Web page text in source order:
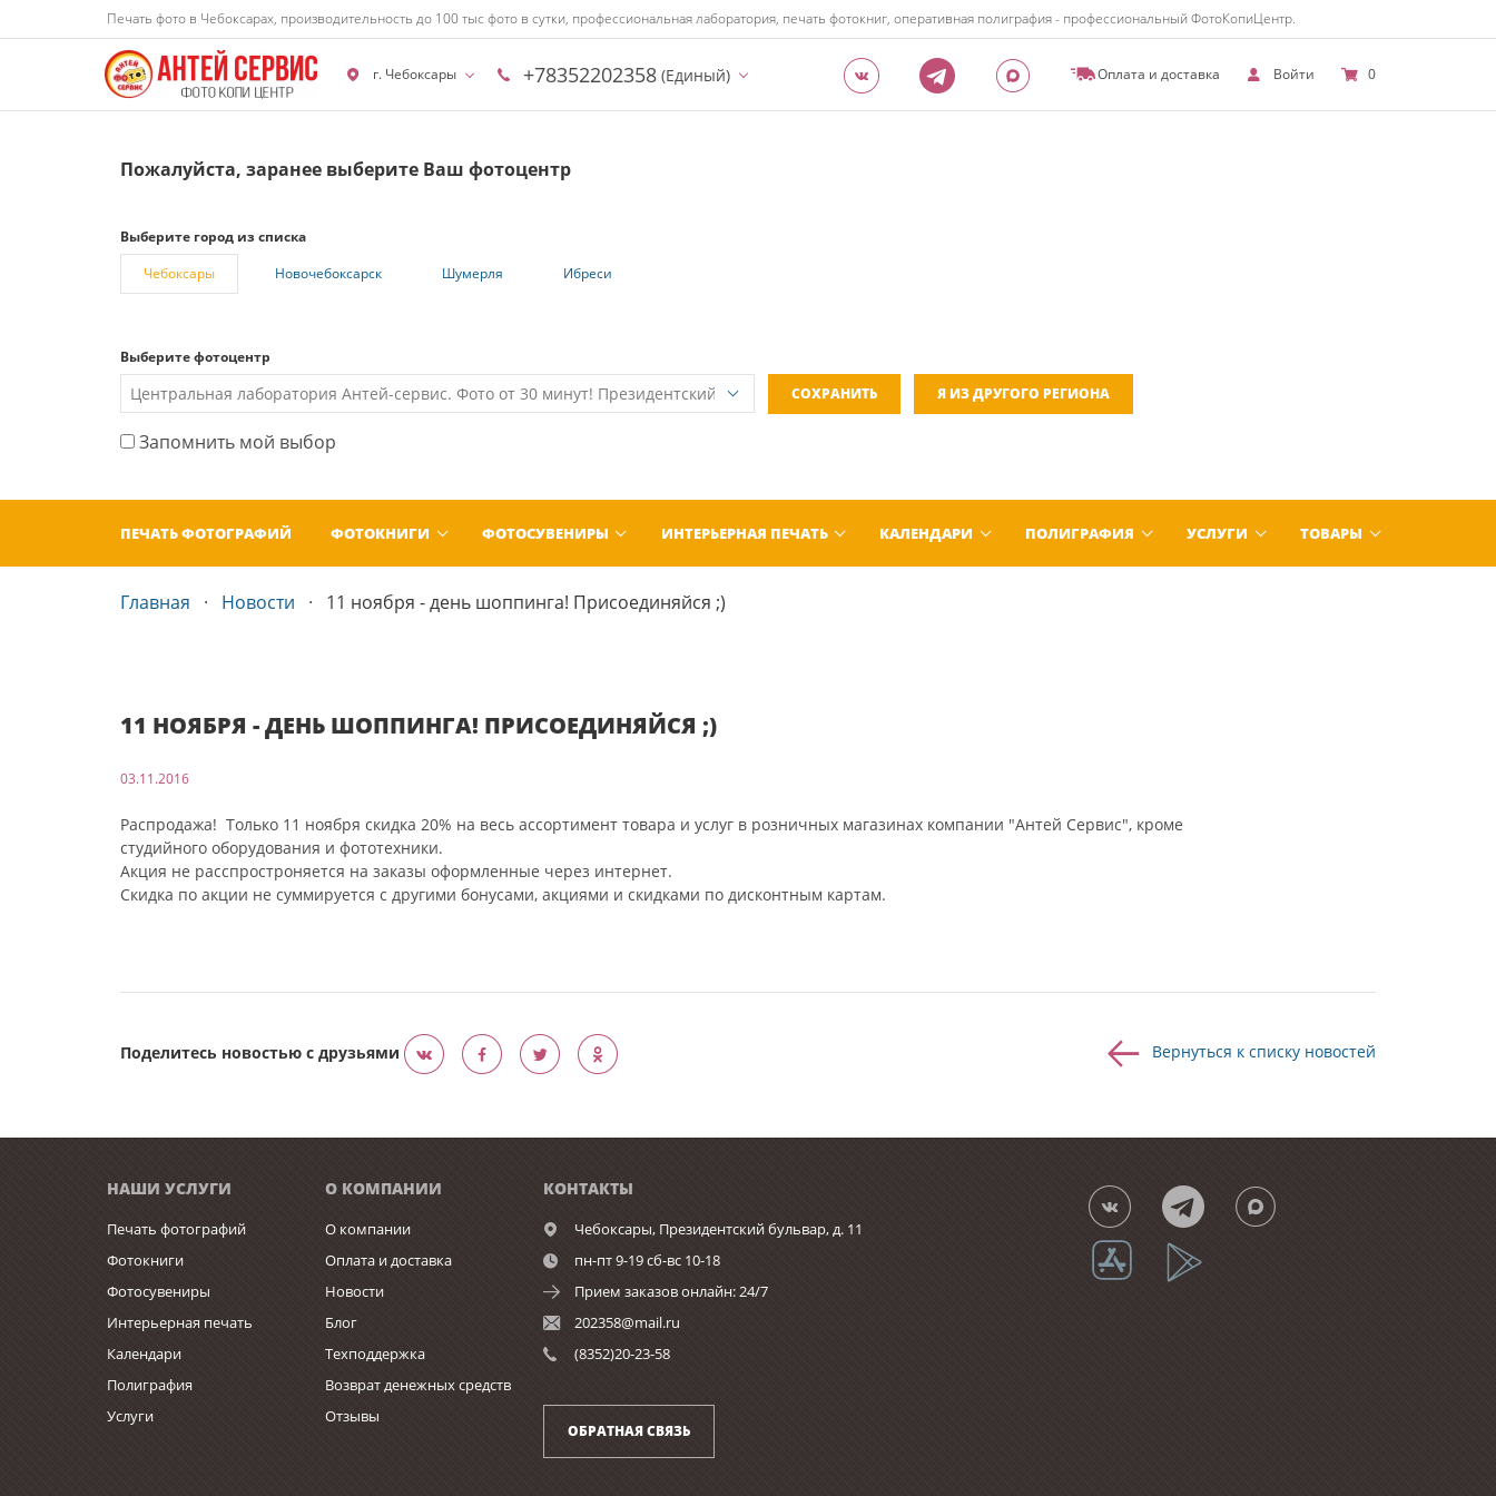
Печать фото в Чебоксарах, производительность до 100 тыс фото в сутки, профессиональная лаборатория, печать фотокниг, оперативная полиграфия - профессиональный ФотоКопиЦентр.
г. Чебоксары +78352202358 (Единый) Оплата и доставка Войти 0
Пожалуйста, заранее выберите Ваш фотоцентр
Выберите город из списка
Чебоксары
Новочебоксарск Шумерля Ибреси
Выберите фотоцентр
СОХРАНИТЬ
Я ИЗ ДРУГОГО РЕГИОНА
Запомнить мой выбор
ПЕЧАТЬ ФОТОГРАФИЙ ФОТОКНИГИ ФОТОСУВЕНИРЫ ИНТЕРЬЕРНАЯ ПЕЧАТЬ КАЛЕНДАРИ ПОЛИГРАФИЯ УСЛУГИ ТОВАРЫ
Главная Новости 11 ноября - день шоппинга! Присоединяйся ;)
11 НОЯБРЯ - ДЕНЬ ШОППИНГА! ПРИСОЕДИНЯЙСЯ ;)
03.11.2016
Распродажа! Только 11 ноября скидка 20% на весь ассортимент товара и услуг в розничных магазинах компании "Антей Сервис", кроме
студийного оборудования и фототехники.
Акция не расспростроняется на заказы оформленные через интернет.
Скидка по акции не суммируется с другими бонусами, акциями и скидками по дисконтным картам.
Поделитесь новостью с друзьями Вернуться к списку новостей
НАШИ УСЛУГИ
Печать фотографий
Фотокниги
Фотосувениры
Интерьерная печать
Календари
Полиграфия
Услуги
О КОМПАНИИ
О компании
Оплата и доставка
Новости
Блог
Техподдержка
Возврат денежных средств
Отзывы
КОНТАКТЫ
Чебоксары, Президентский бульвар, д. 11
пн-пт 9-19 сб-вс 10-18
Прием заказов онлайн: 24/7
202358@mail.ru
(8352)20-23-58
ОБРАТНАЯ СВЯЗЬ